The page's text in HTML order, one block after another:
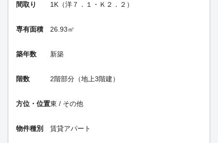
間取り 1K（洋７．１・Ｋ２．２）
専有面積 26.93㎡
築年数 新築
階数 2階部分（地上3階建）
方位・位置東 / その他
物件種別 賃貸アパート